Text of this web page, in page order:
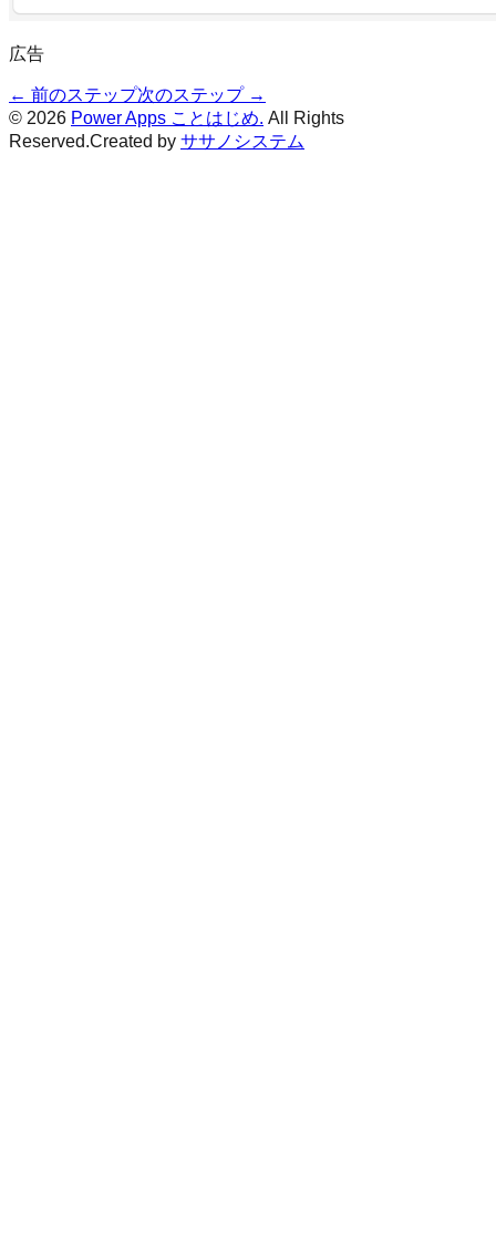
広告
← 前のステップ次のステップ →
© 2026 Power Apps ことはじめ. All Rights
Reserved.Created by ササノシステム